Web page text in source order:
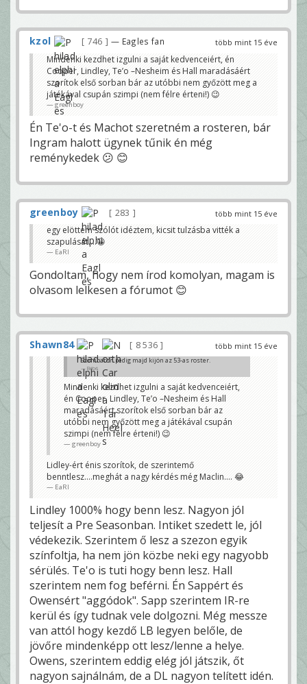
több mint 15 éve
kzol 746 — Eagles fan
Mindenki kezdhet izgulni a saját kedvenceiért, én
Cooper, Lindley, Te’o –Nesheim és Hall maradásáért
szorítok első sorban bár az utóbbi nem győzött meg a
játékával csupán szimpi (nem félre érteni!) 😉
greenboy
Én Te'o-t és Machot szeretném a rosteren, bár
Ingram halott ügynek tűnik én még
reménykedek 😕 😊
több mint 15 éve
greenboy
283
egy elöttem szólót idéztem, kicsit tulzásba vitték a
szapulását....😀
EaRl
Gondoltam, hogy nem írod komolyan, magam is
olvasom lelkesen a fórumot 😊
több mint 15 éve
Shawn84 8 536
Szombaton pedig majd kijön az 53-as roster.
Bébé
Mindenki kezdhet izgulni a saját kedvenceiért,
én Cooper, Lindley, Te’o –Nesheim és Hall
maradásáért szorítok első sorban bár az
utóbbi nem győzött meg a játékával csupán
szimpi (nem félre érteni!) 😉
greenboy
Lidley-ért énis szorítok, de szerintemő
benntlesz....meghát a nagy kérdés még Maclin.... 😂
EaRl
Lindley 1000% hogy benn lesz. Nagyon jól
teljesít a Pre Seasonban. Intiket szedett le, jól
védekezik. Szerintem ő lesz a szezon egyik
színfoltja, ha nem jön közbe neki egy nagyobb
sérülés. Te'o is tuti hogy benn lesz. Hall
szerintem nem fog beférni. Én Sappért és
Owensért "aggódok". Sapp szerintem IR-re
kerül és így tudnak vele dolgozni. Még messze
van attól hogy kezdő LB legyen belőle, de
jövőre mindenképp ott lesz/lenne a helye.
Owens, szerintem eddig elég jól játszik, őt
nagyon sajnálnám, de a DL nagyon telített idén.